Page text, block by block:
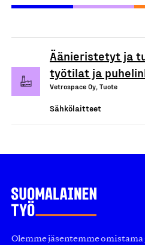
Äänieristetyt ja
työtilat ja
Vetrospace Oy, Tuote
Sähkölaitteet
Olemme jäsentemme